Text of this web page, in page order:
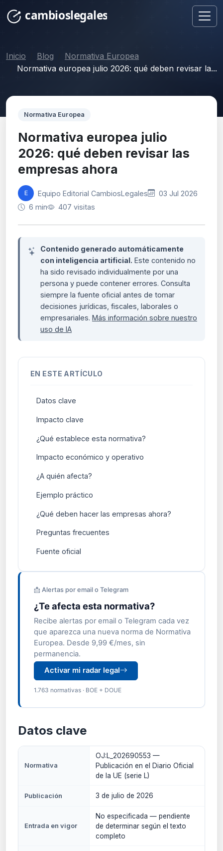
Inicio Blog
Normativa Europea
Normativa europea julio 2026: qué deben revisar la...
Normativa Europea
Normativa europea julio
2026: qué deben revisar las
empresas ahora
E Equipo Editorial CambiosLegales
03 Jul 2026
6 min
407 visitas
Contenido generado automáticamente
con inteligencia artificial. Este contenido no
ha sido revisado individualmente por una
persona y puede contener errores. Consulta
siempre la fuente oficial antes de tomar
decisiones jurídicas, fiscales, laborales o
empresariales. Más información sobre nuestro
uso de IA
EN ESTE ARTÍCULO
Datos clave
Impacto clave
¿Qué establece esta normativa?
Impacto económico y operativo
¿A quién afecta?
Ejemplo práctico
¿Qué deben hacer las empresas ahora?
Preguntas frecuentes
Fuente oficial
📩 Alertas por email o Telegram
¿Te afecta esta normativa?
Recibe alertas por email o Telegram cada vez
que aparezca una nueva norma de Normativa
Europea. Desde 9,99 €/mes, sin
permanencia.
Activar mi radar legal
1.763 normativas · BOE + DOUE
Datos clave
Normativa
OJ:L_202690553 —
Publicación en el Diario Oficial
de la UE (serie L)
Publicación 3 de julio de 2026
Entrada en vigor
No especificada — pendiente
de determinar según el texto
completo